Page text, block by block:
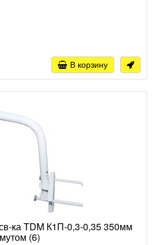
В корзину
ка TDM К1П-0,3-0,35 350мм
(6)